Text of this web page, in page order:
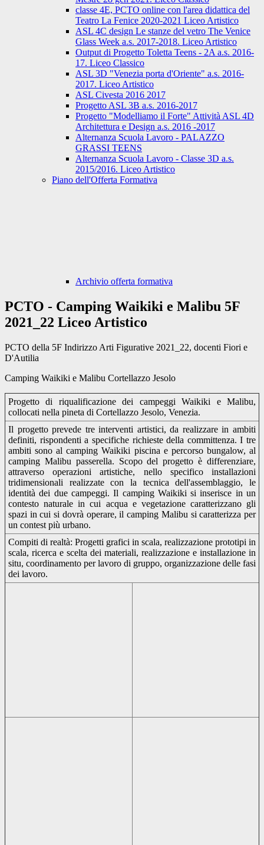
classe 4E, PCTO online con l'area didattica del
Teatro La Fenice 2020-2021 Liceo Artistico
ASL 4C design Le stanze del vetro The Venice
Glass Week a.s. 2017-2018. Liceo Artistico
Output di Progetto Toletta Teens - 2A a.s. 2016-
17. Liceo Classico
ASL 3D "Venezia porta d'Oriente" a.s. 2016-
2017. Liceo Artistico
ASL Civesta 2016 2017
Progetto ASL 3B a.s. 2016-2017
Progetto "Modelliamo il Forte" Attività ASL 4D
Architettura e Design a.s. 2016 -2017
Alternanza Scuola Lavoro - PALAZZO
GRASSI TEENS
Alternanza Scuola Lavoro - Classe 3D a.s.
2015/2016. Liceo Artistico
Piano dell'Offerta Formativa
Archivio offerta formativa
PCTO - Camping Waikiki e Malibu 5F
2021_22 Liceo Artistico
PCTO della 5F Indirizzo Arti Figurative 2021_22, docenti Fiori e
D'Autilia
Camping Waikiki e Malibu Cortellazzo Jesolo
Progetto di riqualificazione dei campeggi Waikiki e Malibu,
collocati nella pineta di Cortellazzo Jesolo, Venezia.
Il progetto prevede tre interventi artistici, da realizzare in ambiti
definiti, rispondenti a specifiche richieste della committenza. I tre
ambiti sono al camping Waikiki piscina e percorso bungalow, al
camping Malibu passerella. Scopo del progetto è differenziare,
attraverso operazioni artistiche, nello specifico installazioni
tridimensionali realizzate con la tecnica dell'assemblaggio, le
identità dei due campeggi. Il camping Waikiki si inserisce in un
contesto naturale in cui acqua e vegetazione caratterizzano gli
spazi in cui si dovrà operare, il camping Malibu si caratterizza per
un contest più urbano.
Compiti di realtà: Progetti grafici in scala, realizzazione prototipi in
scala, ricerca e scelta dei materiali, realizzazione e installazione in
situ, coordinamento per lavoro di gruppo, organizzazione delle fasi
dei lavoro.